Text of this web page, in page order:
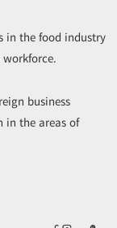
in the food industry
business
in the areas of